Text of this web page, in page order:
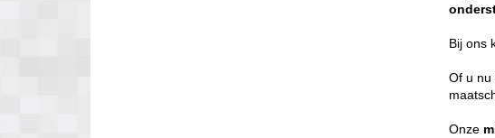
Bij ons
Of u nu
Onze